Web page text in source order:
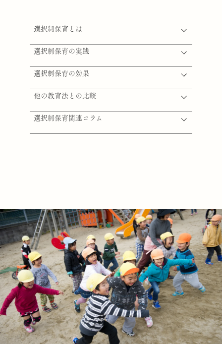
選択制保育とは
選択制保育の実践
選択制保育の効果
他の教育法との比較
選択制保育関連コラム